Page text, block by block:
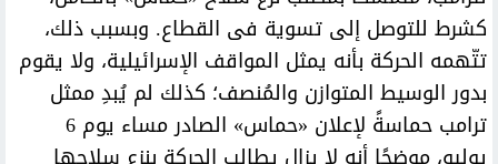
كشرط للتوصل إلى تسوية فى القطاع. وبسبب ذلك،
تتّهمه الحركة بأنه يمثل المواقف الإسرائيلية، ولا يقوم
بدور الوسيط المتوازن والمُنصف؛ كذلك لم يُبدِ ممثل
ترامب حماسةً لإعلان «حماس» الصادر مساء يوم 6